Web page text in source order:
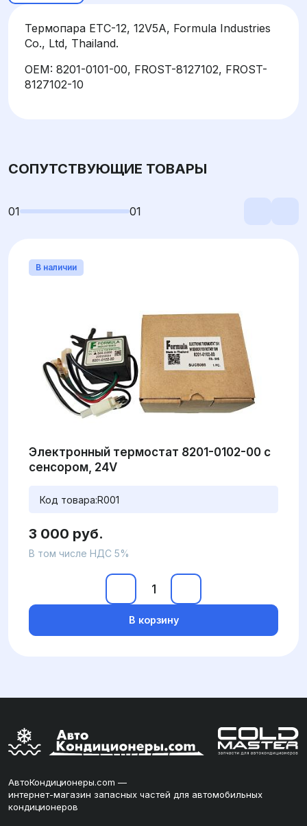
Термопара ETC-12, 12V5A, Formula Industries
Co., Ltd, Thailand.
OEM: 8201-0101-00, FROST-8127102, FROST-
8127102-10
СОПУТСТВУЮЩИЕ ТОВАРЫ
01 01
В наличии
Электронный термостат 8201-0102-00 с
сенсором, 24V
Код товара:R001
3 000 руб.
В том числе НДС 5%
В корзину
АвтоКондиционеры.com —
интернет-магазин запасных частей для автомобильных
кондиционеров